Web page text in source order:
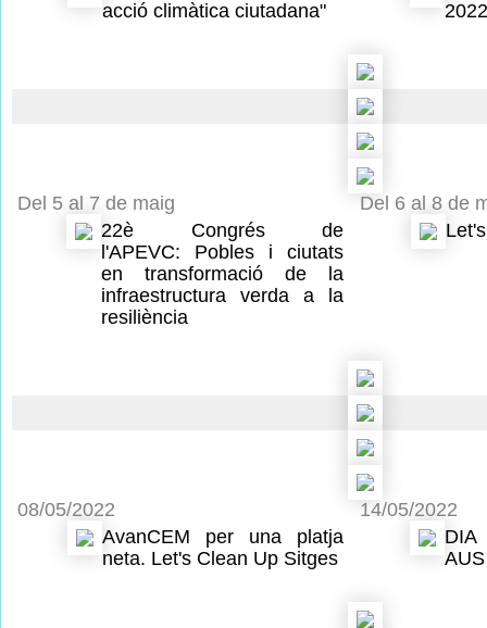
acció climàtica ciutadana"
2022
Del 5 al 7 de maig
22è Congrés de
l'APEVC: Pobles i ciutats
en transformació de la
infraestructura verda a la
resiliència
Del 6 al 8 de
08/05/2022
AvanCEM per una platja
neta. Let's Clean Up Sitges
14/05/2022